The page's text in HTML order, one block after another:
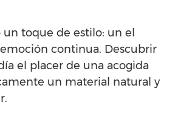
toque de estilo: un el
continua. Descubrir
el placer de una acogida
un material natural y